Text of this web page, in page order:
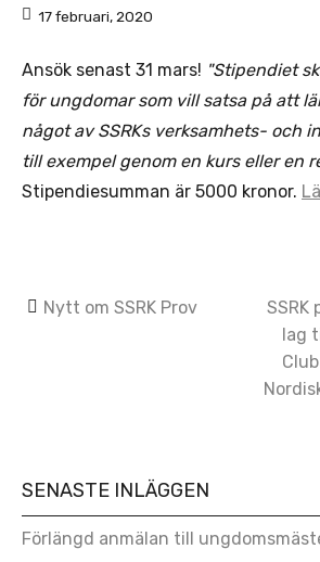
17 februari, 2020
Ansök senast 31 mars! "Stipendiet
för ungdomar som vill satsa på att
något av SSRKs verksamhets- och
till exempel genom en kurs eller en
Stipendiesumman är 5000 kronor.
Post
Nytt om SSRK Prov
SSRK
lag
SENASTE INLÄGGEN
Förlängd anmälan till